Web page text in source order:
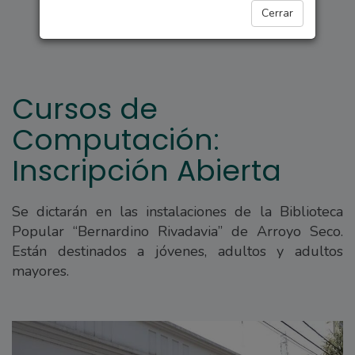
Cerrar
Cursos de
Computación:
Inscripción Abierta
Se dictarán en las instalaciones de la Biblioteca
Popular “Bernardino Rivadavia” de Arroyo Seco.
Están destinados a jóvenes, adultos y adultos
mayores.